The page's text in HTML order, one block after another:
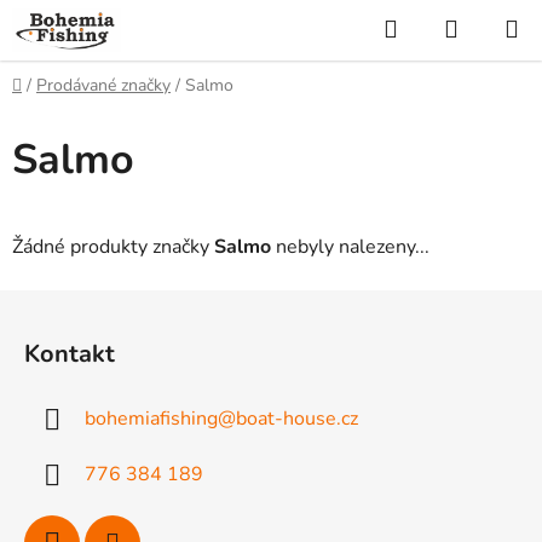
Přejít
na
obsah
Hledat
KOŠÍK
Domů
/ Prodávané značky / Salmo
Salmo
Žádné produkty značkySalmo nebyly nalezeny...
Kontakt
bohemiafishing@boat-house.cz
776 384 189